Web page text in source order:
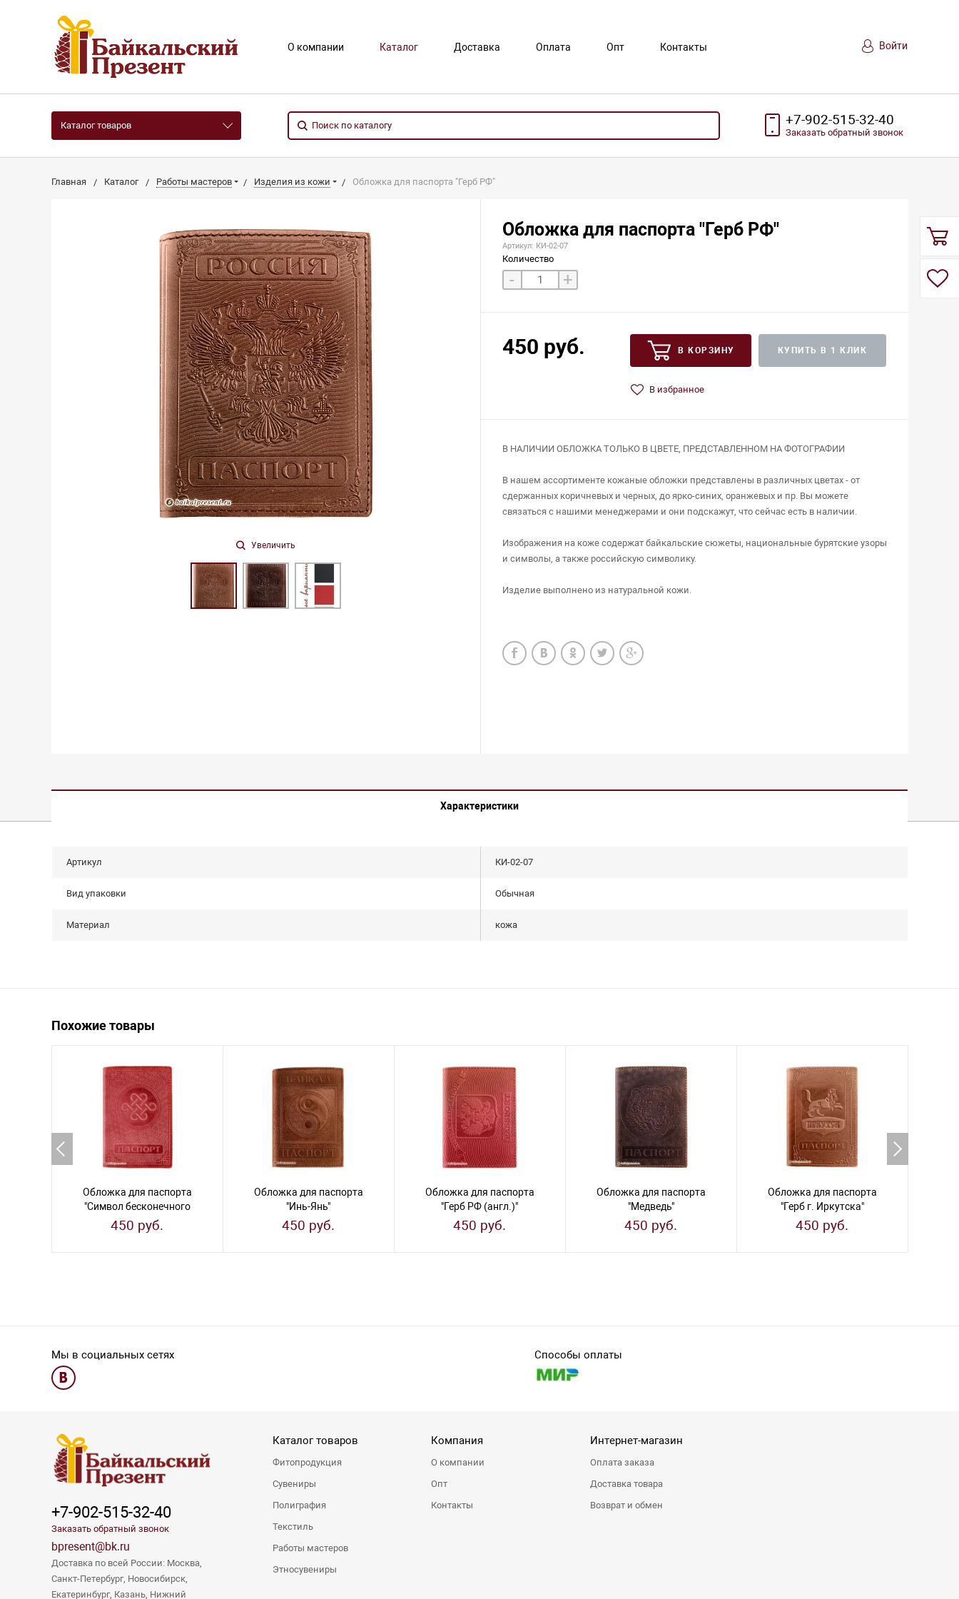
О компании Каталог Доставка Оплата Опт Контакты Войти
Каталог товаров +7-902-515-32-40
Заказать обратный звонок
Главная Каталог Работы мастеров Изделия из кожи Обложка для паспорта "Герб РФ"
Увеличить
Обложка для паспорта "Герб РФ"
Артикул: КИ-02-07
Количество
- +
450 руб. В КОРЗИНУ КУПИТЬ В 1 КЛИК
В избранное
В НАЛИЧИИ ОБЛОЖКА ТОЛЬКО В ЦВЕТЕ, ПРЕДСТАВЛЕННОМ НА ФОТОГРАФИИ
В нашем ассортименте кожаные обложки представлены в различных цветах - от
сдержанных коричневых и черных, до ярко-синих, оранжевых и пр. Вы можете
связаться с нашими менеджерами и они подскажут, что сейчас есть в наличии.
Изображения на коже содержат байкальские сюжеты, национальные бурятские узоры
и символы, а также российскую символику.
Изделие выполнено из натуральной кожи.
Характеристики
Артикул КИ-02-07
Вид упаковки Обычная
Материал кожа
Похожие товары
Обложка для паспорта
"Символ бесконечного
счастья"
450 руб.
Обложка для паспорта
"Инь-Янь"
450 руб.
Обложка для паспорта
"Герб РФ (англ.)"
450 руб.
Обложка для паспорта
"Медведь"
450 руб.
Обложка для паспорта
"Герб г. Иркутска"
450 руб.
Мы в социальных сетях Способы оплаты
+7-902-515-32-40
Заказать обратный звонок
bpresent@bk.ru
Доставка по всей России: Москва,
Санкт-Петербург, Новосибирск,
Екатеринбург, Казань, Нижний
Каталог товаров
Фитопродукция
Сувениры
Полиграфия
Текстиль
Работы мастеров
Этносувениры
Компания
О компании
Опт
Контакты
Интернет-магазин
Оплата заказа
Доставка товара
Возврат и обмен